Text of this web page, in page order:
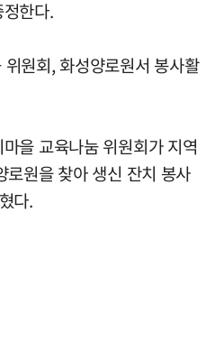
한다.
원회, 화성양로원서 봉사활
을 교육나눔 위원회가 지역
원을 찾아 생신 잔치 봉사
다.